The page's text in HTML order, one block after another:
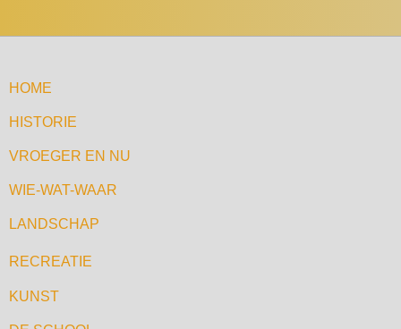
HOME
HISTORIE
VROEGER EN NU
WIE-WAT-WAAR
LANDSCHAP
RECREATIE
KUNST